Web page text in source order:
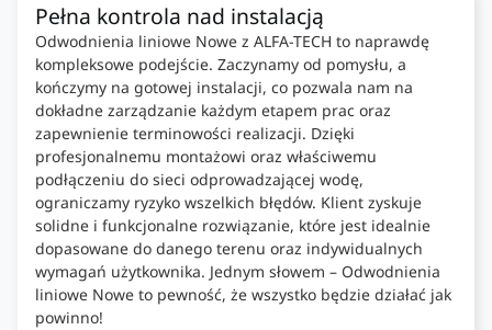
Pełna kontrola nad instalacją
Odwodnienia liniowe Nowe z ALFA-TECH to naprawdę
kompleksowe podejście. Zaczynamy od pomysłu, a
kończymy na gotowej instalacji, co pozwala nam na
dokładne zarządzanie każdym etapem prac oraz
zapewnienie terminowości realizacji. Dzięki
profesjonalnemu montażowi oraz właściwemu
podłączeniu do sieci odprowadzającej wodę,
ograniczamy ryzyko wszelkich błędów. Klient zyskuje
solidne i funkcjonalne rozwiązanie, które jest idealnie
dopasowane do danego terenu oraz indywidualnych
wymagań użytkownika. Jednym słowem – Odwodnienia
liniowe Nowe to pewność, że wszystko będzie działać jak
powinno!